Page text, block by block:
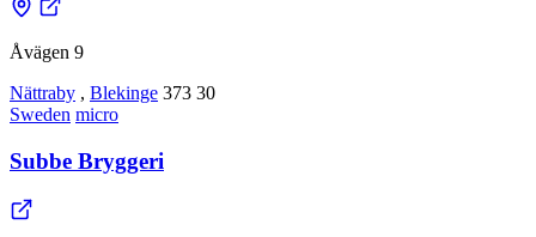
Åvägen 9
Nättraby , Blekinge 373 30
Sweden micro
Subbe Bryggeri